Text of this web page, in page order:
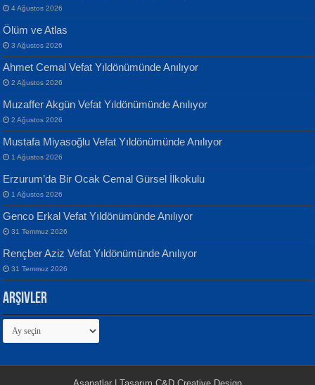
ATİLLA ÖZEN
Sultan Olmadan Önce Eyüp...
EKREM KARABABA
MEHMET ALİ BAL
Aliyah’a...
Banu Sancak
Defterimden İçeri...
İsmail Aydos
İnkisar...
Ekim Betül Uçar
4 Ağustos 2026
Ölüm ve Atlas
3 Ağustos 2026
Ahmet Cemal Vefat Yıldönümünde Anılıyor
2 Ağustos 2026
Muzaffer Akgün Vefat Yıldönümünde Anılıyor
2 Ağustos 2026
Mustafa Miyasoğlu Vefat Yıldönümünde Anılıyor
1 Ağustos 2026
Erzurum’da Bir Ocak Cemal Gürsel İlkokulu
1 Ağustos 2026
Genco Erkal Vefat Yıldönümünde Anılıyor
31 Temmuz 2026
Rençber Aziz Vefat Yıldönümünde Anılıyor
31 Temmuz 2026
Arşivler
Arşivler